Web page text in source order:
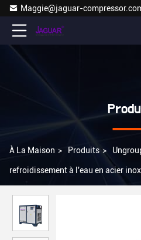
Maggie@jaguar-
À La Maison > Produits >
refroidissement à l'eau en acier